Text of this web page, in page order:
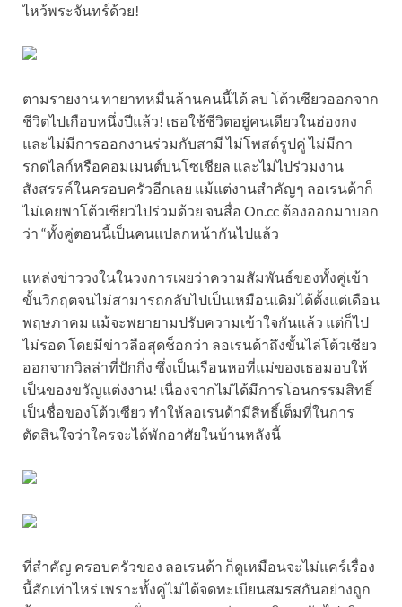
ไหว้พระจันทร์ด้วย!
ตามรายงาน ทายาทหมื่นล้านคนนี้ได้ ลบ โต้วเซียวออกจาก
ชีวิตไปเกือบหนึ่งปีแล้ว! เธอใช้ชีวิตอยู่คนเดียวในฮ่องกง
และไม่มีการออกงานร่วมกับสามี ไม่โพสต์รูปคู่ ไม่มีกา
รกดไลก์หรือคอมเมนต์บนโซเชียล และไม่ไปร่วมงาน
สังสรรค์ในครอบครัวอีกเลย แม้แต่งานสำคัญๆ ลอเรนด้าก็
ไม่เคยพาโต้วเซียวไปร่วมด้วย จนสื่อ On.cc ต้องออกมาบอก
ว่า “ทั้งคู่ตอนนี้เป็นคนแปลกหน้ากันไปแล้ว
แหล่งข่าววงในในวงการเผยว่าความสัมพันธ์ของทั้งคู่เข้า
ขั้นวิกฤตจนไม่สามารถกลับไปเป็นเหมือนเดิมได้ตั้งแต่เดือน
พฤษภาคม แม้จะพยายามปรับความเข้าใจกันแล้ว แต่ก็ไป
ไม่รอด โดยมีข่าวลือสุดช็อกว่า ลอเรนด้าถึงขั้นไล่โต้วเซียว
ออกจากวิลล่าที่ปักกิ่ง ซึ่งเป็นเรือนหอที่แม่ของเธอมอบให้
เป็นของขวัญแต่งงาน! เนื่องจากไม่ได้มีการโอนกรรมสิทธิ์
เป็นชื่อของโต้วเซียว ทำให้ลอเรนด้ามีสิทธิ์เต็มที่ในการ
ตัดสินใจว่าใครจะได้พักอาศัยในบ้านหลังนี้
ที่สำคัญ ครอบครัวของ ลอเรนด้า ก็ดูเหมือนจะไม่แคร์เรื่อง
นี้สักเท่าไหร่ เพราะทั้งคู่ไม่ได้จดทะเบียนสมรสกันอย่างถูก